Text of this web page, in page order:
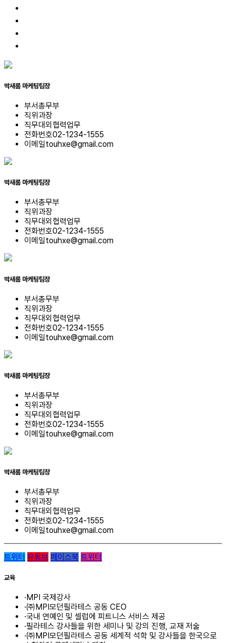
박새롬 마케팅팀장
부서총무부
직위과장
직무대외협력업무
전화번호02-1234-1555
이메일touhxe@gmail.com
박새롬 마케팅팀장
부서총무부
직위 과장
직무대외협력업무
전화번호02-1234-1555
이메일touhxe@gmail.com
박새롬 마케팅팀장
부서총무부
직위과장
직무대외협력업무
전화번호02-1234-1555
이메일touhxe@gmail.com
박새롬 마케팅팀장
부서총무부
직위과장
직무대외협력업무
전화번호02-1234-1555
이메일touhxe@gmail.com
박새롬 마케팅팀장
부서총무부
직위 과장
직무대외협력업무
전화번호02-1234-1555
이메일touhxe@gmail.com
트위터 유튜브 페이스북 트위터
교육
·MPI 국제강사
·㈜MPI모던필라테스 공동 CEO
·국내 연예인 및 셀럽에 피트니스 서비스 제공
·필라테스 강사들을 위한 세미나 및 강의 진행, 교재 저술
·㈜MPI모던필라테스 공동 세계적 석학 및 강사들을 한국으로